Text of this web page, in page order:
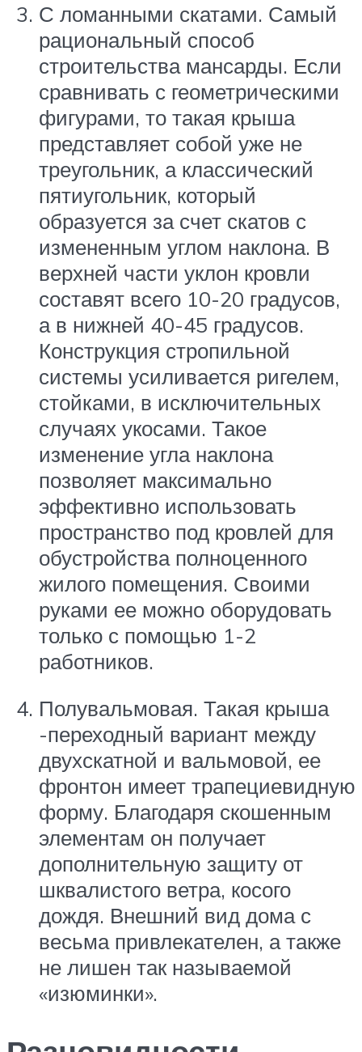
С ломанными скатами. Самый
рациональный способ
строительства мансарды. Если
сравнивать с геометрическими
фигурами, то такая крыша
представляет собой уже не
треугольник, а классический
пятиугольник, который
образуется за счет скатов с
измененным углом наклона. В
верхней части уклон кровли
составят всего 10-20 градусов,
а в нижней 40-45 градусов.
Конструкция стропильной
системы усиливается ригелем,
стойками, в исключительных
случаях укосами. Такое
изменение угла наклона
позволяет максимально
эффективно использовать
пространство под кровлей для
обустройства полноценного
жилого помещения. Своими
руками ее можно оборудовать
только с помощью 1-2
работников.
Полувальмовая. Такая крыша
-переходный вариант между
двухскатной и вальмовой, ее
фронтон имеет трапециевидную
форму. Благодаря скошенным
элементам он получает
дополнительную защиту от
шквалистого ветра, косого
дождя. Внешний вид дома с
весьма привлекателен, а также
не лишен так называемой
«изюминки».